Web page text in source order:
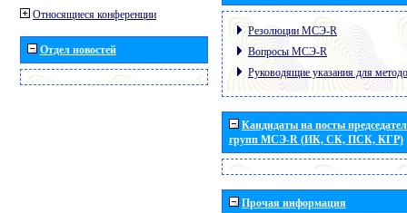
Относящиеся конференции
Отдел новостей
Резолюции МСЭ-R
Вопросы МСЭ-R
Руководящие указания для
Кандидаты на посты
групп МСЭ-R (ИК, СК, ПСК, КГР)
Прочая информация